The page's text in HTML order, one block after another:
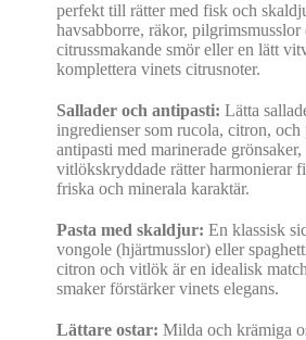
perfekt till rätter med fisk och
havsabborre, räkor,
citrussmakande smör eller en lätt
komplettera vinets citrusnoter.
Sallader och antipasti: Lätta
ingredienser som rucola, citron, och
antipasti med marinerade
vitlökskryddade rätter harmonierar
friska och minerala karaktär.
Pasta med skaldjur: En klassisk
vongole (hjärtmusslor) eller
citron och vitlök är en idealisk
smaker förstärker vinets elegans.
Lättare ostar: Milda och krämiga